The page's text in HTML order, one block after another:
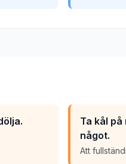
Ta kål
något.
Att